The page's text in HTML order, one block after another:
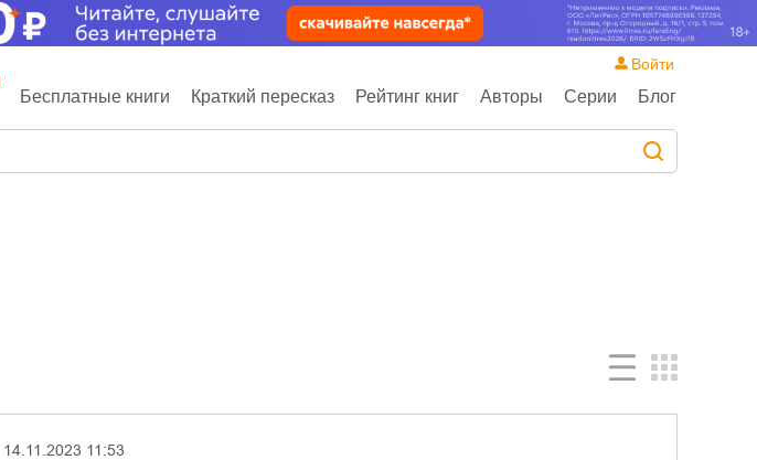
Бесплатные книги Краткий пересказ Рейтинг книг Авторы Серии Блог
Войти
14.11.2023 11:53